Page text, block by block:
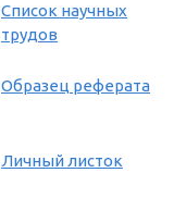
Список научных
трудов
Образец реферата
Личный листок